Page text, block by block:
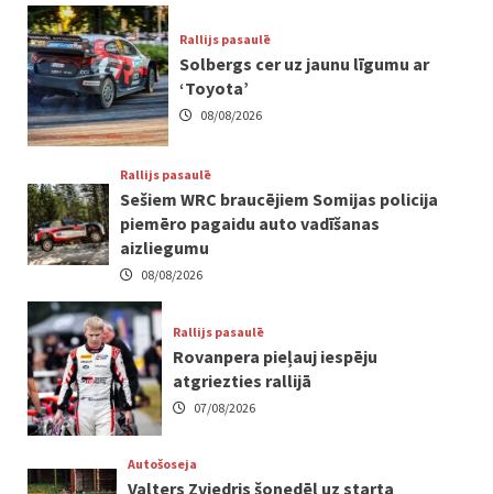
Rallijs pasaulē
Solbergs cer uz jaunu līgumu ar
‘Toyota’
08/08/2026
Rallijs pasaulē
Sešiem WRC braucējiem Somijas policija
piemēro pagaidu auto vadīšanas
aizliegumu
08/08/2026
Rallijs pasaulē
Rovanpera pieļauj iespēju
atgriezties rallijā
07/08/2026
Autošoseja
Valters Zviedris šonedēļ uz starta